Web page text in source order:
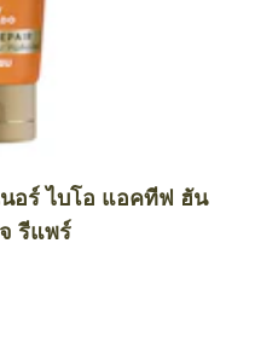
อร์ ไบโอ แอคทีฟ ฮัน
รีแพร์